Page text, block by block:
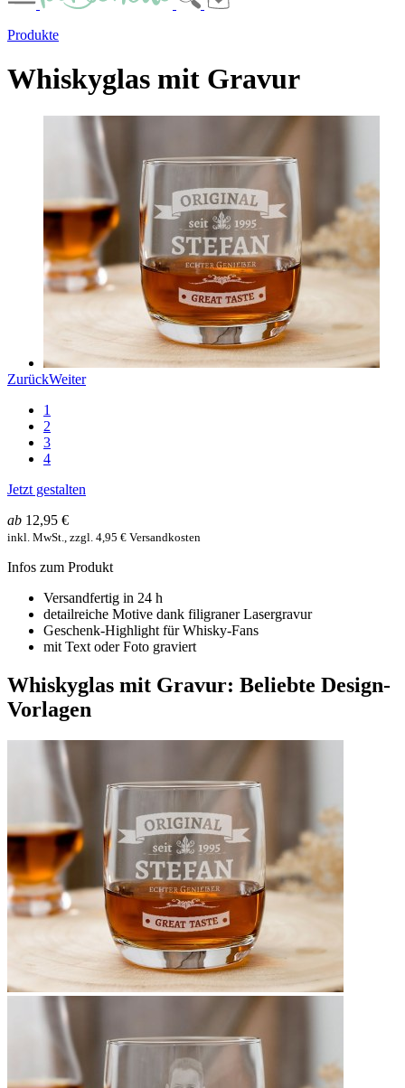
Produkte
Whiskyglas mit Gravur
ZurückWeiter
1
2
3
4
Jetzt gestalten
ab 12,95 €
inkl. MwSt., zzgl. 4,95 € Versandkosten
Infos zum Produkt
Versandfertig in 24 h
detailreiche Motive dank filigraner Lasergravur
Geschenk-Highlight für Whisky-Fans
mit Text oder Foto graviert
Whiskyglas mit Gravur: Beliebte Design-
Vorlagen